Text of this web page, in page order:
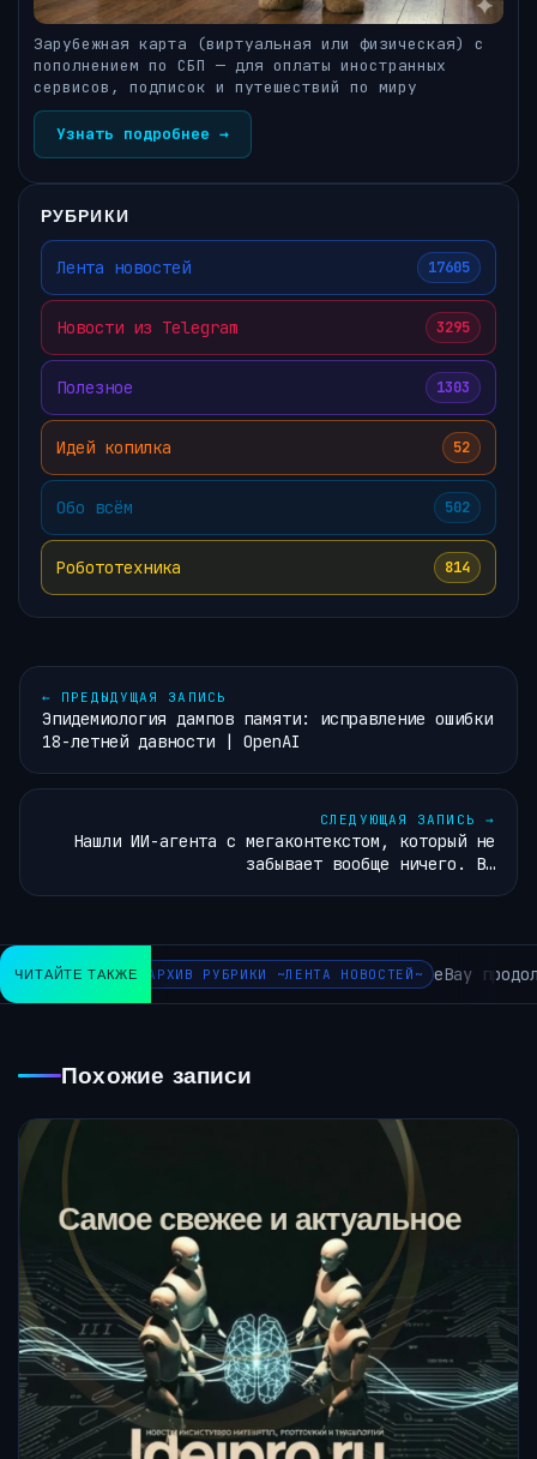
Зарубежная карта (виртуальная или физическая) с
пополнением по СБП — для оплаты иностранных
сервисов, подписок и путешествий по миру
Узнать подробнее →
РУБРИКИ
Лента новостей 17605
Новости из Telegram 3295
Полезное 1303
Идей копилка 52
Обо всём 502
Робототехника 814
← ПРЕДЫДУЩАЯ ЗАПИСЬ
Эпидемиология дампов памяти: исправление ошибки
18-летней давности | OpenAI
СЛЕДУЮЩАЯ ЗАПИСЬ →
Нашли ИИ-агента с мегаконтекстом, который не
забывает вообще ничего. В…
ЧИТАЙТЕ ТАКЖЕАРХИВ РУБРИКИ ~ЛЕНТА НОВОСТЕЙ~ eBay
Похожие записи